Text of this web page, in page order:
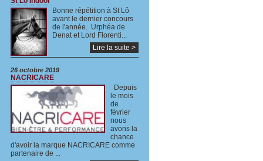
Bonne répétition à St Lô
avant le dernier concours
de l'année. Urphéa de
Denat et Lord Florenti...
Lire la suite >
26 octobre 2019
NACRICARE
Depuis
le mois
de
février
nous
avons la
chance
d'avoir la marque NACRICARE comme
partenaire de ...